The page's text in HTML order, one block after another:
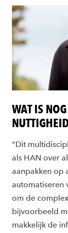
WAT IS
“Dit
als HAN over
aanpakken op
automatiseren
om de
bijvoorbeeld
makkelijk de